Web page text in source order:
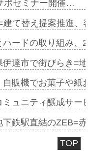
ポセミナー開催…
建て替え提案推進
ハードの取り組み
伊達市で街びらき=
自販機でお菓子や
ミュニティ醸成サ
下鉄駅直結のZEB=
TOP